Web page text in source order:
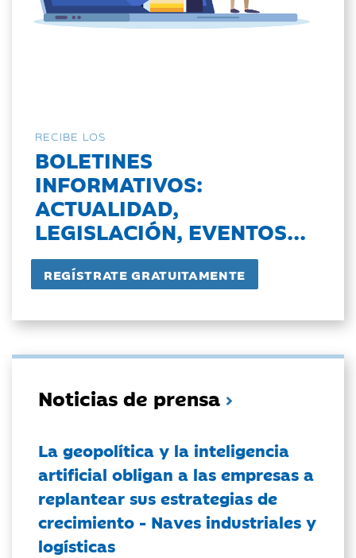
RECIBE LOS
BOLETINES
INFORMATIVOS:
ACTUALIDAD,
LEGISLACIÓN, EVENTOS...
Noticias de prensa
La geopolítica y la inteligencia
artificial obligan a las empresas a
replantear sus estrategias de
crecimiento - Naves industriales y
logísticas